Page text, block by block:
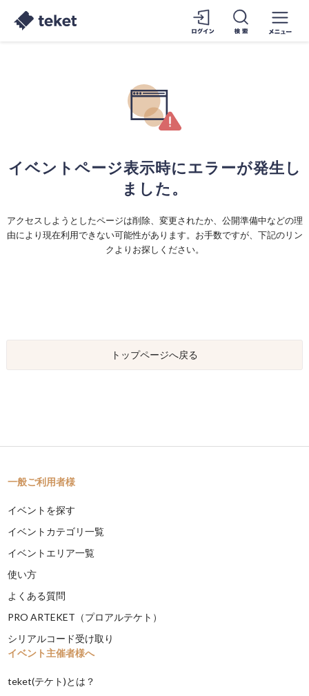
イベントページ表示時にエラーが発生し
ました。
アクセスしようとしたページは削除、変更されたか、公開準備中などの理
由により現在利用できない可能性があります。お手数ですが、下記のリン
クよりお探しください。
トップページへ戻る
一般ご利用者様
イベントを探す
イベントカテゴリ一覧
イベントエリア一覧
使い方
よくある質問
PRO ARTEKET（プロアルテケト）
シリアルコード受け取り
イベント主催者様へ
teket(テケト)とは？